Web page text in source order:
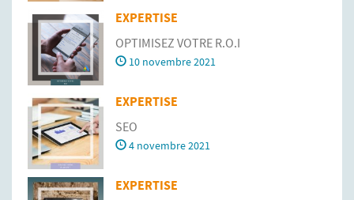
EXPERTISE
OPTIMISEZ VOTRE R.O.I
10 novembre 2021
EXPERTISE
SEO
4 novembre 2021
EXPERTISE